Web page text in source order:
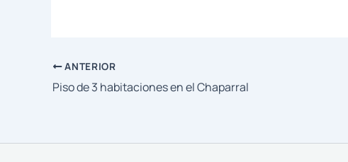
ANTERIOR
Piso de 3 habitaciones en el Chaparral